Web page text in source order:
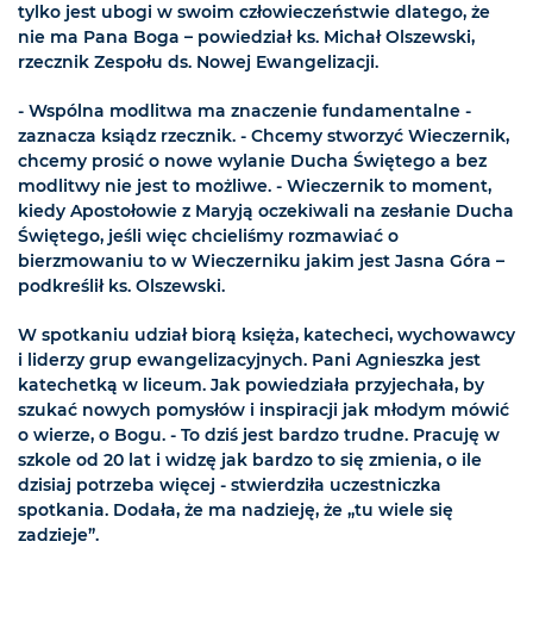
tylko jest ubogi w swoim człowieczeństwie dlatego, że
nie ma Pana Boga – powiedział ks. Michał Olszewski,
rzecznik Zespołu ds. Nowej Ewangelizacji.
- Wspólna modlitwa ma znaczenie fundamentalne -
zaznacza ksiądz rzecznik. - Chcemy stworzyć Wieczernik,
chcemy prosić o nowe wylanie Ducha Świętego a bez
modlitwy nie jest to możliwe. - Wieczernik to moment,
kiedy Apostołowie z Maryją oczekiwali na zesłanie Ducha
Świętego, jeśli więc chcieliśmy rozmawiać o
bierzmowaniu to w Wieczerniku jakim jest Jasna Góra –
podkreślił ks. Olszewski.
W spotkaniu udział biorą księża, katecheci, wychowawcy
i liderzy grup ewangelizacyjnych. Pani Agnieszka jest
katechetką w liceum. Jak powiedziała przyjechała, by
szukać nowych pomysłów i inspiracji jak młodym mówić
o wierze, o Bogu. - To dziś jest bardzo trudne. Pracuję w
szkole od 20 lat i widzę jak bardzo to się zmienia, o ile
dzisiaj potrzeba więcej - stwierdziła uczestniczka
spotkania. Dodała, że ma nadzieję, że „tu wiele się
zadzieje”.